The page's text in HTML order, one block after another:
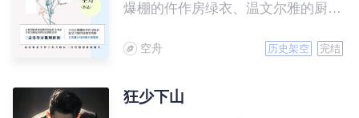
爆棚的仵作房绿衣、温文尔雅的厨娘
高冷的杀手护卫东方将辰、三位性格
闯入他的生活，为这一次不平凡的任
空舟 历史架空 完结
狂少下山